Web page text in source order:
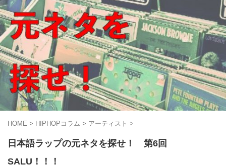
HOME > HIPHOPコラム > アーティスト >
日本語ラップの元ネタを探せ！ 第6回
SALU！！！